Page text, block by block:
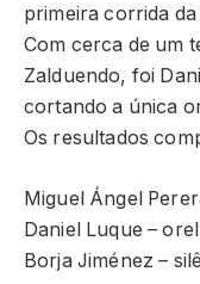
primeira corrida
Com cerca de um
Zalduendo, foi
cortando a única
Os resultados
Miguel Ángel
Daniel Luque –
Borja Jiménez –